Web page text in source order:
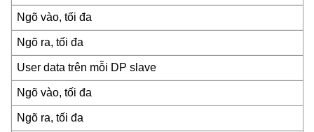
Ngõ vào, tối đa
Ngõ ra, tối đa
User data trên mỗi DP slave
Ngõ vào, tối đa
Ngõ ra, tối đa